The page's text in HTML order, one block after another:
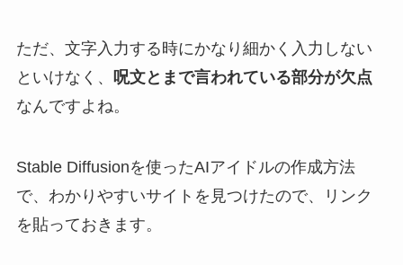
ただ、文字入力する時にかなり細かく入力しない
といけなく、
呪文とまで言われている部分が欠点
なんですよね。
Stable Diffusionを使ったAIアイドルの作成方法
で、わかりやすいサイトを見つけたので、リンク
を貼っておきます。